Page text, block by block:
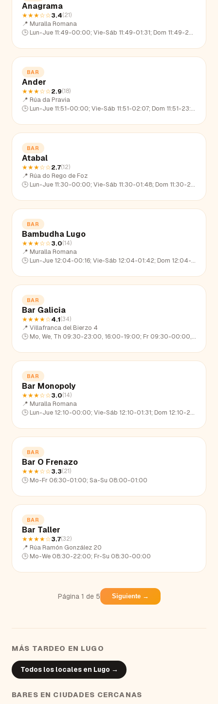
Anagrama
★★★☆☆3.4(21)
📍 Muralla Romana
🕒 Lun-Jue 11:49-00:00; Vie-Sáb 11:49-01:31; Dom 11:49-22:46
BAR
Ander
★★★☆☆2.9(18)
📍 Rúa da Pravia
🕒 Lun-Jue 11:51-00:00; Vie-Sáb 11:51-02:07; Dom 11:51-23:25
BAR
Atabal
★★★☆☆2.7(12)
📍 Rúa do Rego de Foz
🕒 Lun-Jue 11:30-00:00; Vie-Sáb 11:30-01:48; Dom 11:30-23:00
BAR
Bambudha Lugo
★★★☆☆3.0(14)
📍 Muralla Romana
🕒 Lun-Jue 12:04-00:16; Vie-Sáb 12:04-01:42; Dom 12:04-22:40
BAR
Bar Galicia
★★★★☆4.1(34)
📍 Villafranca del Bierzo 4
🕒 Mo, We, Th 09:30-23:00, 16:00-19:00; Fr 09:30-00:00, 16:00-19:00; Sa 10:30-00:00, 16:00-19:00; Su 10:30-23:00, 16:00-19:00
BAR
Bar Monopoly
★★★☆☆3.0(14)
📍 Muralla Romana
🕒 Lun-Jue 12:10-00:00; Vie-Sáb 12:10-01:31; Dom 12:10-23:21
BAR
Bar O Frenazo
★★★☆☆3.3(21)
🕒 Mo-Fr 06:30-01:00; Sa-Su 08:00-01:00
BAR
Bar Taller
★★★★☆3.7(32)
📍 Rúa Ramón González 20
🕒 Mo-We 08:30-22:00; Fr-Su 08:30-00:00
Página 1 de 5 Siguiente →
MÁS TARDEO EN LUGO
Todos los locales en Lugo →
BARES EN CIUDADES CERCANAS